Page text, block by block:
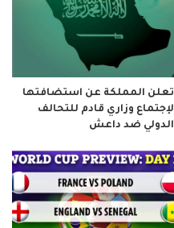
تعلن المملكة عن استضافتها
لإجتماع وزاري قادم للتحالف
الدولي ضد داعش